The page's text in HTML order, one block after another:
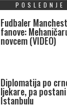
POSLEDNJE
Fudbaler
fanove:
novcem (VIDEO)
Diplomatija po
ljekare, pa
Istanbulu